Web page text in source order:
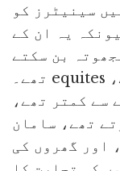
سینیٹرز کو
یہ ان کے
بن سکتے
تھے۔ equites افراد محب وطن طبقے کے مرد تھے،
سے کمتر تھے،
تھے، سامان
اور گھروں کی